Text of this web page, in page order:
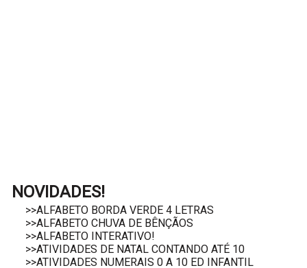
NOVIDADES!
>>ALFABETO BORDA VERDE 4 LETRAS
>>ALFABETO CHUVA DE BÊNÇÃOS
>>ALFABETO INTERATIVO!
>>ATIVIDADES DE NATAL CONTANDO ATÉ 10
>>ATIVIDADES NUMERAIS 0 A 10 ED INFANTIL